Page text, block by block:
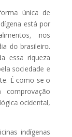
única de
está por
nos
do brasileiro.
essa riqueza
sociedade e
É como se o
ocidental,
indígenas